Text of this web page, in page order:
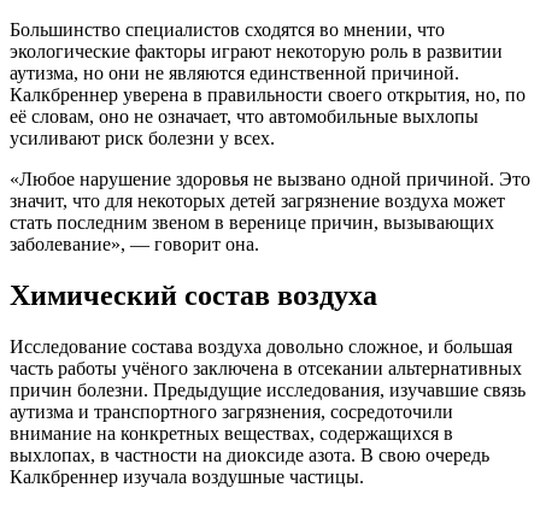
Большинство специалистов сходятся во мнении, что
экологические факторы играют некоторую роль в развитии
аутизма, но они не являются единственной причиной.
Калкбреннер уверена в правильности своего открытия, но, по
её словам, оно не означает, что автомобильные выхлопы
усиливают риск болезни у всех.
«Любое нарушение здоровья не вызвано одной причиной. Это
значит, что для некоторых детей загрязнение воздуха может
стать последним звеном в веренице причин, вызывающих
заболевание», ― говорит она.
Химический состав воздуха
Исследование состава воздуха довольно сложное, и большая
часть работы учёного заключена в отсекании альтернативных
причин болезни. Предыдущие исследования, изучавшие связь
аутизма и транспортного загрязнения, сосредоточили
внимание на конкретных веществах, содержащихся в
выхлопах, в частности на диоксиде азота. В свою очередь
Калкбреннер изучала воздушные частицы.